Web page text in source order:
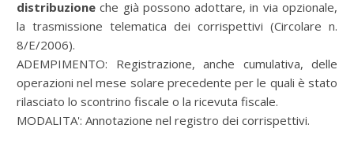
distribuzione che già possono adottare, in via opzionale,
la trasmissione telematica dei corrispettivi (Circolare n.
8/E/2006).
ADEMPIMENTO: Registrazione, anche cumulativa, delle
operazioni nel mese solare precedente per le quali è stato
rilasciato lo scontrino fiscale o la ricevuta fiscale.
MODALITA': Annotazione nel registro dei corrispettivi.